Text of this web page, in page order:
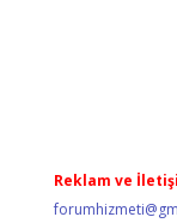
Reklam ve